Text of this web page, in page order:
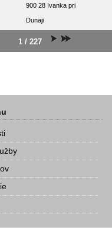
900 28 Ivanka pri
Dunaji
1 / 227